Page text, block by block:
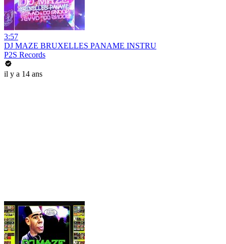
3:57
DJ MAZE BRUXELLES PANAME INSTRU
P2S Records
il y a 14 ans